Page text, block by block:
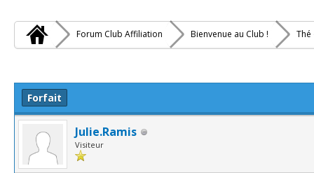
Forum Club Affiliation Bienvenue au Club ! Thé
Forfait
Julie.Ramis
Visiteur